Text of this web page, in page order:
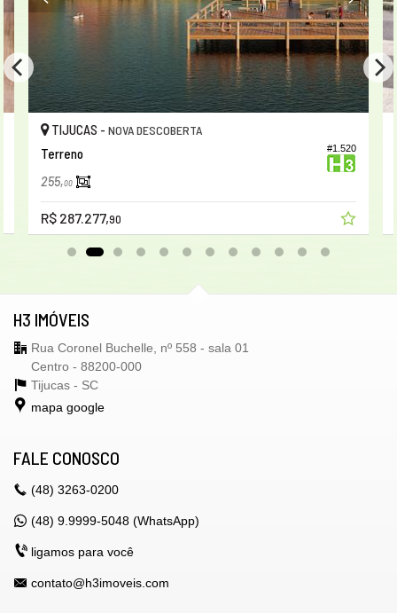
#1.520
TIJUCAS - NOVA DESCOBERTA
Terreno
255,00
R$ 287.277,90
H3 IMÓVEIS
Rua Coronel Buchelle, nº 558 - sala 01
Centro - 88200-000
Tijucas - SC
mapa google
FALE CONOSCO
(48) 3263-0200
(48) 9.9999-5048 (WhatsApp)
ligamos para você
contato@h3imoveis.com